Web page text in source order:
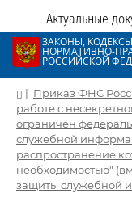
Актуальные
ЗАКОНЫ,
НОРМАТИВНО-
РОССИЙСКОЙ
| Приказ ФНС
работе с
ограничен
служебной
распространение
необходимостью"
защиты служебной